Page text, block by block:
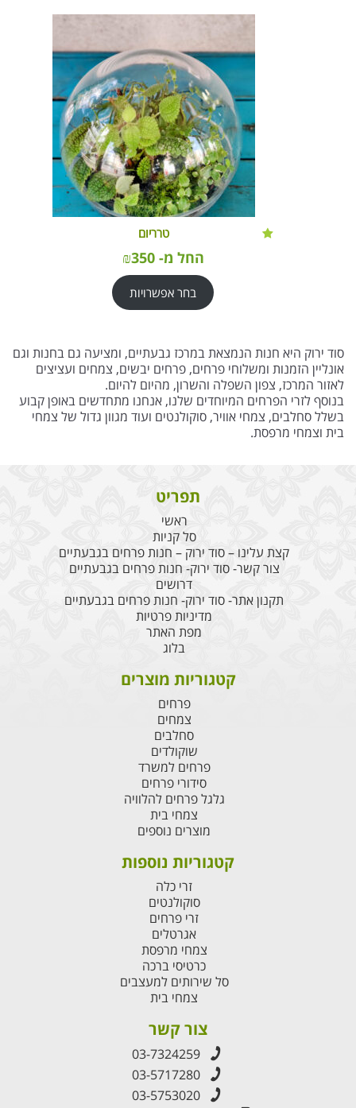
טרריום
החל מ- ₪350
בחר אפשרויות
סוד ירוק היא חנות הנמצאת במרכז גבעתיים, ומציעה גם בחנות וגם
אונליין הזמנות ומשלוחי פרחים, פרחים יבשים, צמחים ועציצים
לאזור המרכז, צפון השפלה והשרון, מהיום להיום.
בנוסף לזרי הפרחים המיוחדים שלנו, אנחנו מתחדשים באופן קבוע
בשלל סחלבים, צמחי אוויר, סוקולנטים ועוד מגוון גדול של צמחי
בית וצמחי מרפסת.
תפריט
ראשי
סל קניות
קצת עלינו – סוד ירוק – חנות פרחים בגבעתיים
צור קשר- סוד ירוק- חנות פרחים בגבעתיים
דרושים
תקנון אתר- סוד ירוק- חנות פרחים בגבעתיים
מדיניות פרטיות
מפת האתר
בלוג
קטגוריות מוצרים
פרחים
צמחים
סחלבים
שוקולדים
פרחים למשרד
סידורי פרחים
גלגל פרחים להלוויה
צמחי בית
מוצרים נוספים
קטגוריות נוספות
זרי כלה
סוקולנטים
זרי פרחים
אגרטלים
צמחי מרפסת
כרטיסי ברכה
סל שירותים למעצבים
צמחי בית
צור קשר
03-7324259
03-5717280
03-5753020